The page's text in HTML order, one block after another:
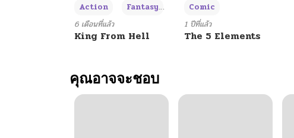
Action Fantasy
6 เดือนที่แล้ว
King From Hell
Comic
1 ปีที่แล้ว
The 5 Elements
คุณอาจจะชอบ